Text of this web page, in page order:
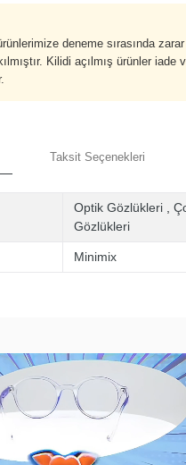
deneme sırasında
Kilidi açılmış ürünler iade
Taksit Seçenekleri
Optik Gözlükleri
Gözlükleri
Minimix